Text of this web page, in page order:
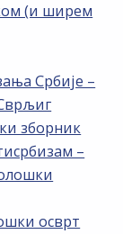
(и ширем
Србије –
зборник
–
осврт